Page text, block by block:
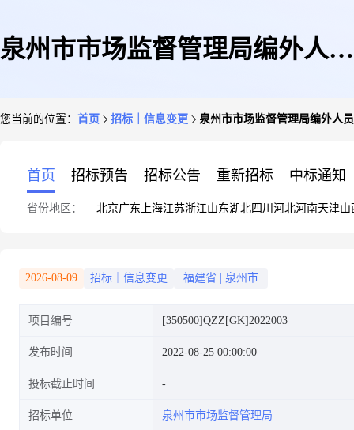
泉州市市场监督管理局编外人员
您当前的位置： 首页 招标｜信息变更 泉州市市场监督管理局编外人
首页 招标预告 招标公告 重新招标 中标通知
省份地区： 北京广东 上海江苏浙江山东湖北四川 河北河南天津山
2026-08-09 招标｜信息变更 福建省 泉州市
项目编号 [350500]QZZ[GK]2022003
发布时间 2022-08-25 00:00:00
投标截止时间
招标单位 泉州市市场监督管理局